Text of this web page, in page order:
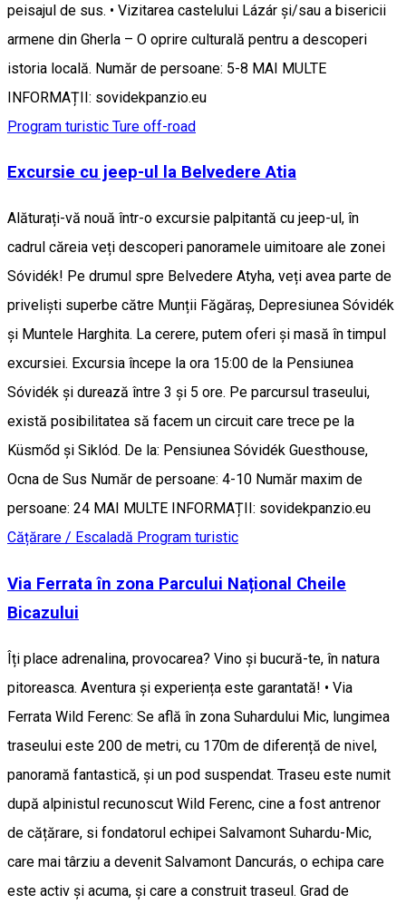
peisajul de sus. • Vizitarea castelului Lázár și/sau a bisericii
armene din Gherla – O oprire culturală pentru a descoperi
istoria locală. Număr de persoane: 5-8 MAI MULTE
INFORMAȚII: sovidekpanzio.eu
Program turistic Ture off-road
Excursie cu jeep-ul la Belvedere Atia
Alăturați-vă nouă într-o excursie palpitantă cu jeep-ul, în
cadrul căreia veți descoperi panoramele uimitoare ale zonei
Sóvidék! Pe drumul spre Belvedere Atyha, veți avea parte de
priveliști superbe către Munții Făgăraș, Depresiunea Sóvidék
și Muntele Harghita. La cerere, putem oferi și masă în timpul
excursiei. Excursia începe la ora 15:00 de la Pensiunea
Sóvidék și durează între 3 și 5 ore. Pe parcursul traseului,
există posibilitatea să facem un circuit care trece pe la
Küsmőd și Siklód. De la: Pensiunea Sóvidék Guesthouse,
Ocna de Sus Număr de persoane: 4-10 Număr maxim de
persoane: 24 MAI MULTE INFORMAȚII: sovidekpanzio.eu
Cățărare / Escaladă Program turistic
Via Ferrata în zona Parcului Național Cheile
Bicazului
Îți place adrenalina, provocarea? Vino și bucură-te, în natura
pitoreasca. Aventura și experiența este garantată! • Via
Ferrata Wild Ferenc: Se află în zona Suhardului Mic, lungimea
traseului este 200 de metri, cu 170m de diferență de nivel,
panoramă fantastică, și un pod suspendat. Traseu este numit
după alpinistul recunoscut Wild Ferenc, cine a fost antrenor
de cățărare, si fondatorul echipei Salvamont Suhardu-Mic,
care mai târziu a devenit Salvamont Dancurás, o echipa care
este activ și acuma, și care a construit traseul. Grad de